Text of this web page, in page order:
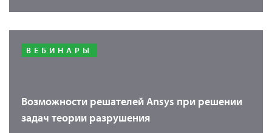
ВЕБИНАРЫ
Возможности решателей Ansys при решении
задач теории разрушения